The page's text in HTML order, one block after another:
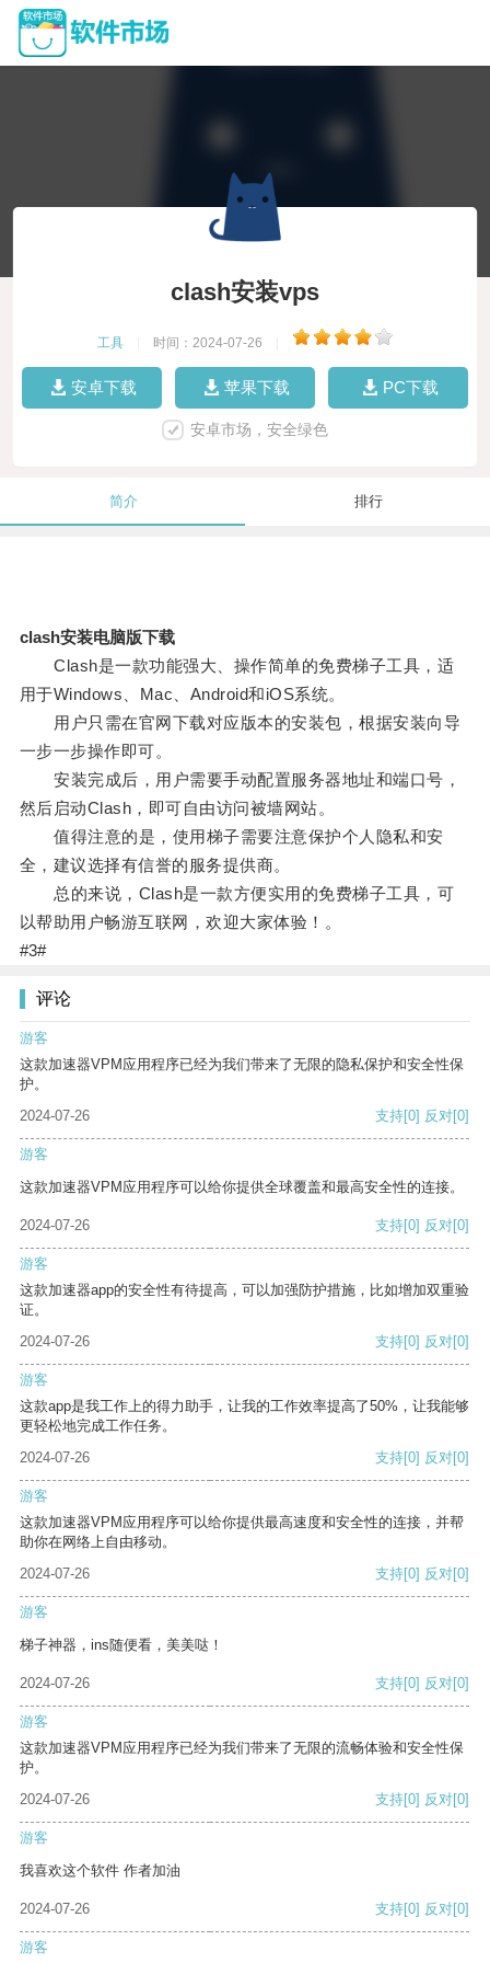
clash安装vps
工具 时间：2024-07-26
安卓下载 苹果下载 PC下载
安卓市场，安全绿色
简介 排行
clash安装电脑版下载
Clash是一款功能强大、操作简单的免费梯子工具，适
用于Windows、Mac、Android和iOS系统。
用户只需在官网下载对应版本的安装包，根据安装向导
一步一步操作即可。
安装完成后，用户需要手动配置服务器地址和端口号，
然后启动Clash，即可自由访问被墙网站。
值得注意的是，使用梯子需要注意保护个人隐私和安
全，建议选择有信誉的服务提供商。
总的来说，Clash是一款方便实用的免费梯子工具，可
以帮助用户畅游互联网，欢迎大家体验！。
#3#
评论
游客
这款加速器VPM应用程序已经为我们带来了无限的隐私保护和安全性保
护。
2024-07-26
支持[0] 反对[0]
游客
这款加速器VPM应用程序可以给你提供全球覆盖和最高安全性的连接。
2024-07-26 支持[0] 反对[0]
游客
这款加速器app的安全性有待提高，可以加强防护措施，比如增加双重验
证。
2024-07-26
支持[0] 反对[0]
游客
这款app是我工作上的得力助手，让我的工作效率提高了50%，让我能够
更轻松地完成工作任务。
2024-07-26
支持[0] 反对[0]
游客
这款加速器VPM应用程序可以给你提供最高速度和安全性的连接，并帮
助你在网络上自由移动。
2024-07-26
支持[0] 反对[0]
游客
梯子神器，ins随便看，美美哒！
2024-07-26 支持[0] 反对[0]
游客
这款加速器VPM应用程序已经为我们带来了无限的流畅体验和安全性保
护。
2024-07-26
支持[0] 反对[0]
游客
我喜欢这个软件 作者加油
2024-07-26 支持[0] 反对[0]
游客